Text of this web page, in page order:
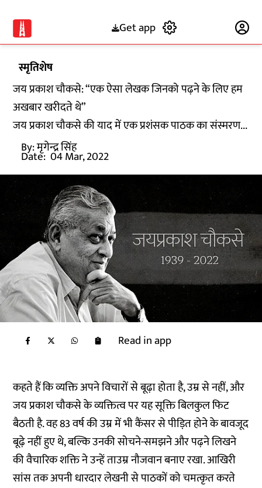
Get app
स्मृतिशेष
जय प्रकाश चौकसे: “एक ऐसा लेखक जिनको पढ़ने के लिए हम
अखबार खरीदते थे”
जय प्रकाश चौकसे की याद में एक प्रशंसक पाठक का संस्मरण...
By:मृगेन्द्र सिंह
Date: 04 Mar, 2022
Read in app
कहते हैं कि व्यक्ति अपने विचारों से बूढ़ा होता है, उम्र से नहीं, और
जय प्रकाश चौकसे के व्यक्तित्व पर यह सूक्ति बिलकुल फिट
बैठती है. वह 83 वर्ष की उम्र में भी कैंसर से पीड़ित होने के बावजूद
बूढ़े नहीं हुए थे, बल्कि उनकी सोचने-समझने और पढ़ने लिखने
की वैचारिक शक्ति ने उन्हें ताउम्र नौजवान बनाए रखा. आखिरी
सांस तक अपनी धारदार लेखनी से पाठकों को चमत्कृत करते